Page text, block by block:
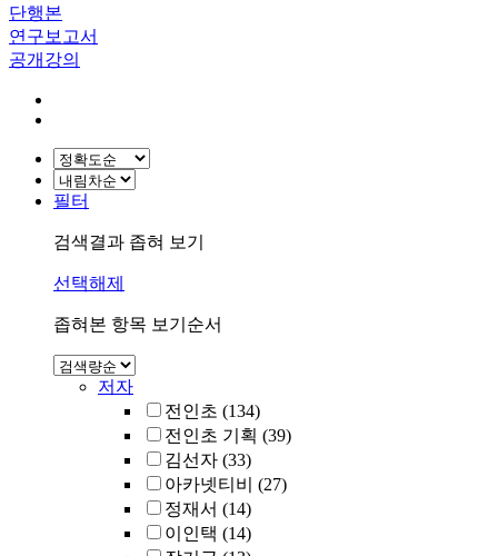
단행본
연구보고서
공개강의
필터
검색결과 좁혀 보기
선택해제
좁혀본 항목 보기순서
저자
전인초 (134)
전인초 기획 (39)
김선자 (33)
아카넷티비
(27)
정재서 (14)
이인택 (14)